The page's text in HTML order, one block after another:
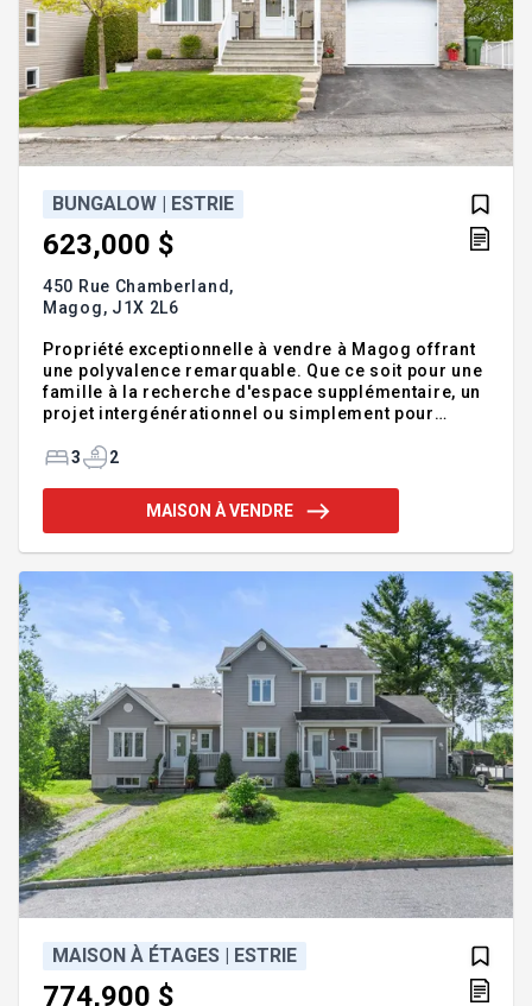
BUNGALOW | ESTRIE
623,000 $
450 Rue Chamberland,
Magog, J1X 2L6
Propriété exceptionnelle à vendre à Magog offrant
une polyvalence remarquable. Que ce soit pour une
famille à la recherche d'espace supplémentaire, un
projet intergénérationnel ou simplement pour
possibilités d'aménagement, cette propriété saura
des années, elle offre des espaces lumineux,
fonctionnels et chaleureux dans un secteur
Hall d'entrée Vaste hall d'entrée offrant un grand
garde-robe
3 2
MAISON À VENDRE
MAISON À ÉTAGES | ESTRIE
774,900 $